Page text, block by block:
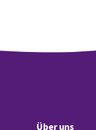
Über uns